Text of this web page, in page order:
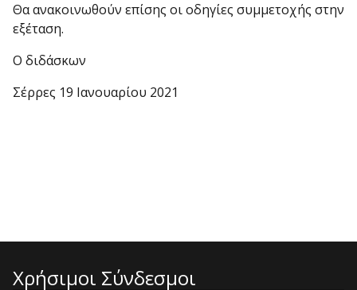
Θα ανακοινωθούν επίσης οι οδηγίες συμμετοχής στην
εξέταση.
Ο διδάσκων
Σέρρες 19 Ιανουαρίου 2021
Χρήσιμοι Σύνδεσμοι